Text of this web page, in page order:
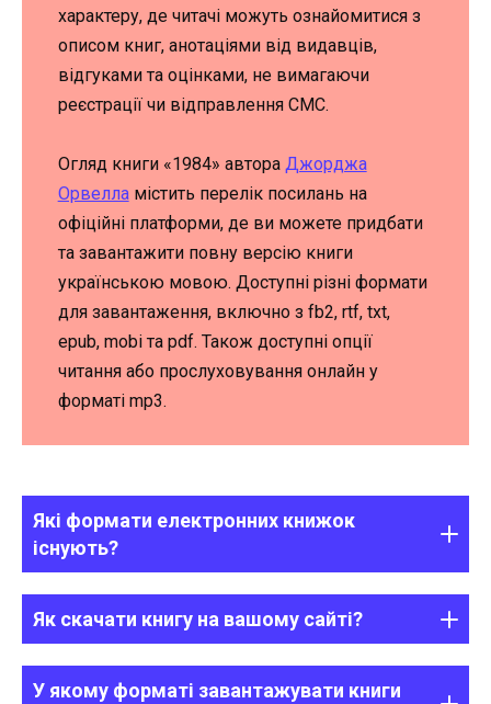
характеру, де читачі можуть ознайомитися з
описом книг, анотаціями від видавців,
відгуками та оцінками, не вимагаючи
реєстрації чи відправлення СМС.
Огляд книги «1984» автора Джорджа
Орвелламістить перелік посилань на
офіційні платформи, де ви можете придбати
та завантажити повну версію книги
українською мовою. Доступні різні формати
для завантаження, включно з fb2, rtf, txt,
epub, mobi та pdf. Також доступні опції
читання або прослуховування онлайн у
форматі mp3.
Які формати електронних книжок
існують?
Як скачати книгу на вашому сайті?
У якому форматі завантажувати книги